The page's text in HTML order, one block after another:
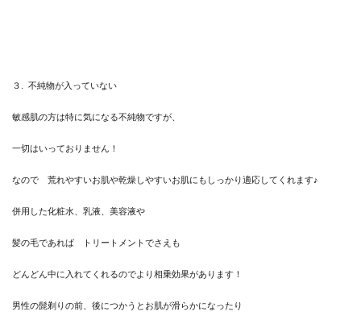
３. 不純物が入っていない
敏感肌の方は特に気になる不純物ですが、
一切はいっておりません！
なので 荒れやすいお肌や乾燥しやすいお肌にもしっかり適応してくれます♪
併用した化粧水、乳液、美容液や
髪の毛であれば トリートメントでさえも
どんどん中に入れてくれるのでより相乗効果があります！
男性の髭剃りの前、後につかうとお肌が滑らかになったり